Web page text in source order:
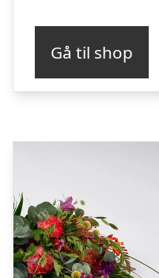
Gå til shop